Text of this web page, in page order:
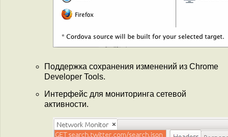
Поддержка сохранения изменений из Chrome
Developer Tools.
Интерфейс для мониторинга сетевой
активности.